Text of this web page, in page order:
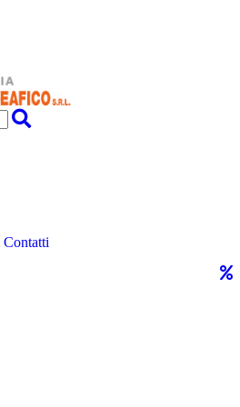
Contatti